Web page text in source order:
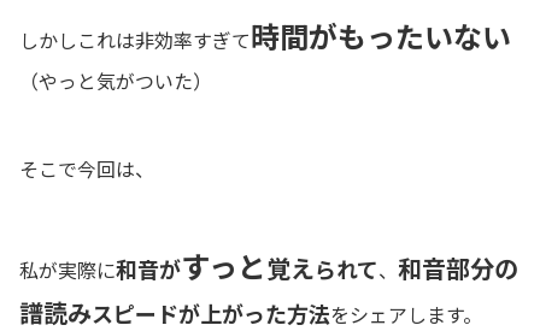
しかしこれは非効率すぎて時間がもったいない
（やっと気がついた）
そこで今回は、
私が実際に和音がすっと覚えられて、 和音部分の
譜読みスピードが上がった方法をシェアします。